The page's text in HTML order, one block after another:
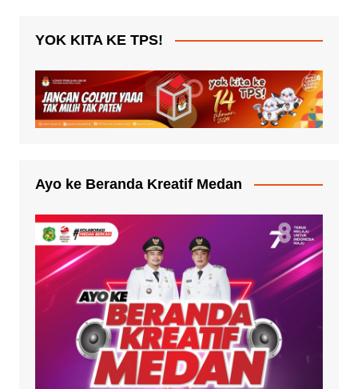
YOK KITA KE TPS!
Ayo ke Beranda Kreatif Medan